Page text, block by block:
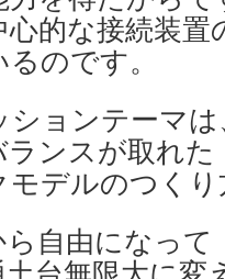
的な接続装置
のです。
ョンテーマは
ランスが取れた
デルのつく
自由になって